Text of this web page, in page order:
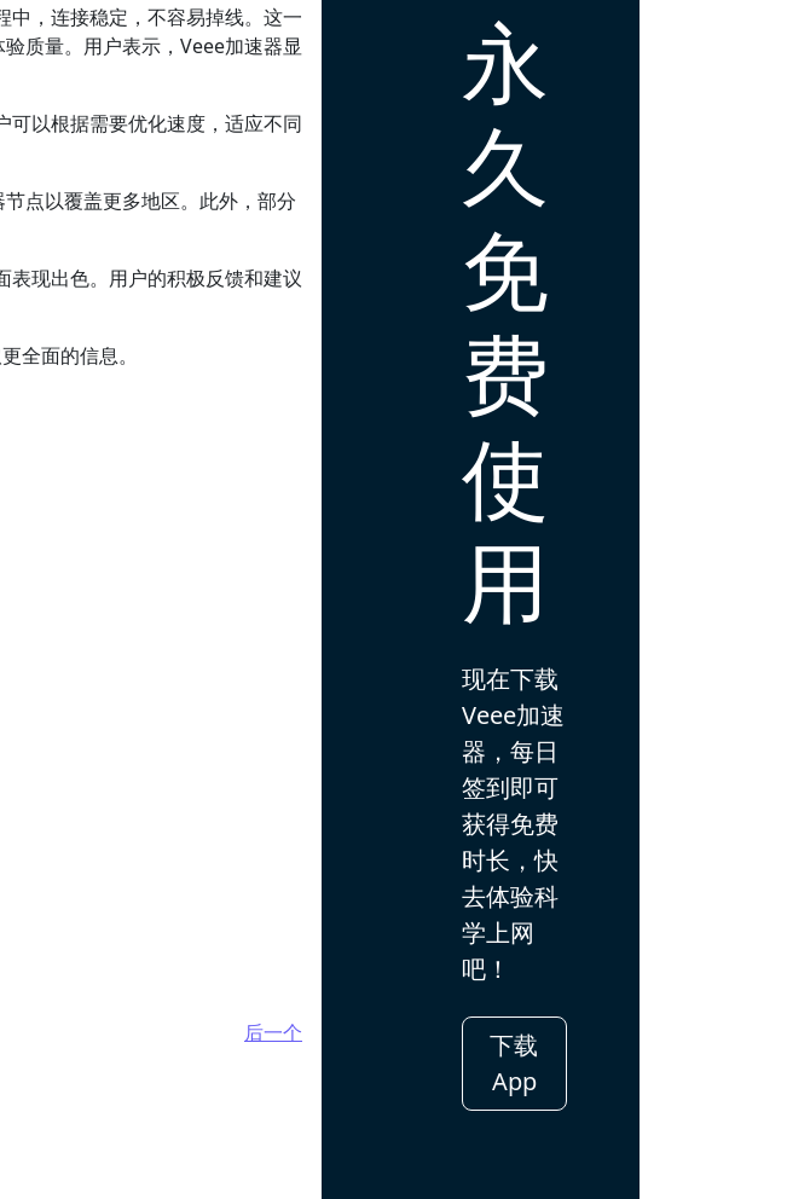
中，连接稳定，不容易掉线。这一
质量。用户表示，Veee加速器显
可以根据需要优化速度，适应不同
点以覆盖更多地区。此外，部分
表现出色。用户的积极反馈和建议
全面的信息。
后一个
永
久
免
费
使
用
现在下载
Veee加速
器，每日
签到即可
获得免费
时长，快
去体验科
学上网
吧！
下载
App